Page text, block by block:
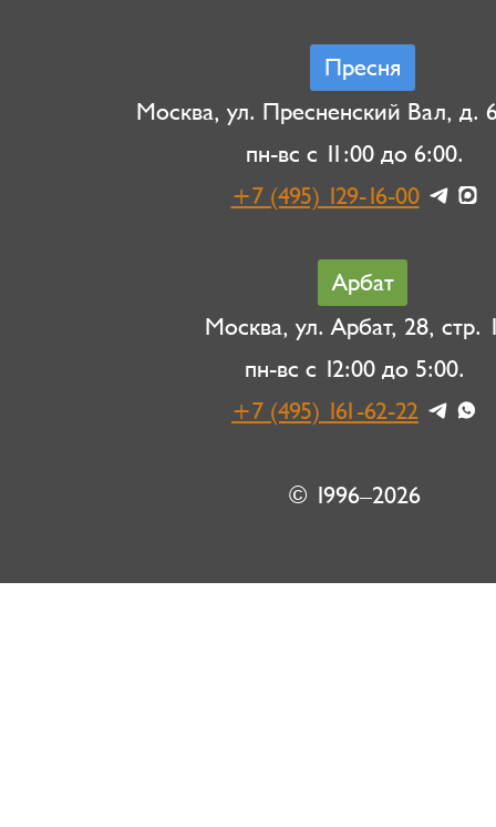
Пресня
Москва, ул. Пресненский Вал, д.
пн-вс с 11:00 до 6:00.
+7 (495) 129-16-00
Арбат
Москва, ул. Арбат, 28, стр.
пн-вс с 12:00 до 5:00.
+7 (495) 161-62-22
© 1996–2026